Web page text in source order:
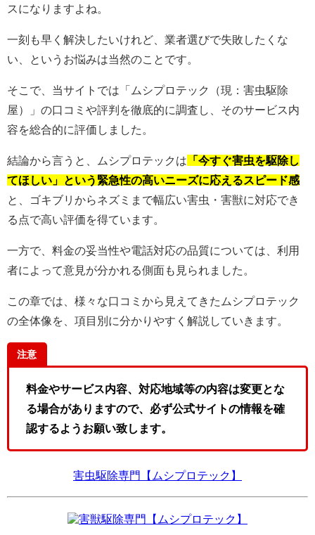
スになりますよね。
一刻も早く解決したいけれど、業者選びで失敗したくな
い、というお悩みは当然のことです。
そこで、当サイトでは「ムシプロテック（現：害虫駆除
屋）」の口コミや評判を徹底的に調査し、そのサービス内
容を総合的に評価しました。
結論から言うと、ムシプロテックは 「今すぐ害虫を駆除し
てほしい」という緊急性の高いニーズに応えるスピード感
と、ゴキブリからネズミまで幅広い害虫・害獣に対応でき
る点で高い評価を得ています。
一方で、料金の妥当性や電話対応の品質については、利用
者によって意見が分かれる側面も見られました。
この章では、様々な口コミから見えてきたムシプロテック
の全体像を、項目別に分かりやすく解説していきます。
注意
料金やサービス内容、対応地域等の内容は変更とな
る場合がありますので、必ず公式サイトの情報を確
認するようお願い致します。
害虫駆除専門【ムシプロテック】
害獣駆除専門【ムシプロテック】